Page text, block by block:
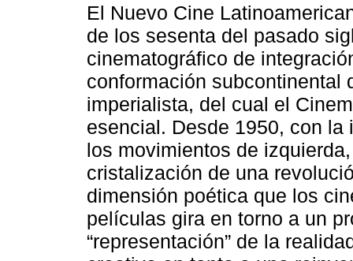
El Nuevo Cine
de los sesenta del pasado
cinematográfico de
conformación subcontinental
imperialista, del cual el
esencial. Desde 1950, con
los movimientos de
cristalización de una
dimensión poética que los
películas gira en torno a un
“representación” de la